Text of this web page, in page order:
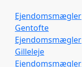
Ejendomsmægler
Gentofte
Ejendomsmægler
Gilleleje
Ejendomsmægler